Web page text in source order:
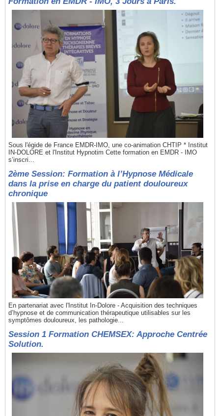
Sous l'égide de France EMDR-IMO, une co-animation CHTIP * Institut
IN-DOLORE et l'Institut Hypnotim Cette formation en EMDR - IMO
s’inscri...
2ème Session: Formation à l’Hypnose Médicale
dans la prise en charge du patient douloureux
chronique
En partenariat avec l'Institut In-Dolore - Acquisition des techniques
d’hypnose et de communication thérapeutique utilisables sur les
symptômes douloureux, les pathologie...
Session 1 Formation CHEMSEX: Approche Centrée
Solution.